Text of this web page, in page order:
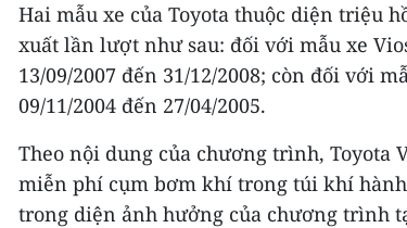
Hai mẫu xe của Toyota thuộc diện triệu
xuất lần lượt như sau: đối với mẫu xe
13/09/2007 đến 31/12/2008; còn đối với
09/11/2004 đến 27/04/2005.
Theo nội dung của chương trình, Toyota
miễn phí cụm bơm khí trong túi khí
trong diện ảnh hưởng của chương trình